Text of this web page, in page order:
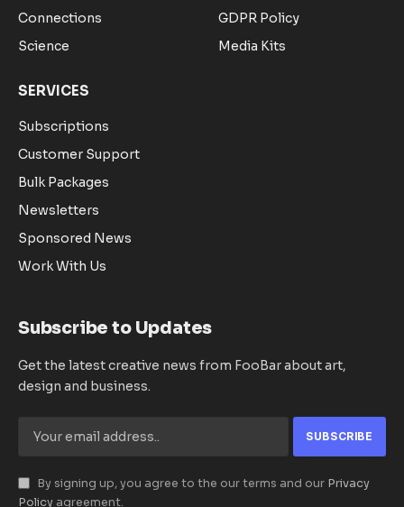
Connections
Science
GDPR Policy
Media Kits
SERVICES
Subscriptions
Customer Support
Bulk Packages
Newsletters
Sponsored News
Work With Us
Subscribe to Updates
Get the latest creative news from FooBar about art,
design and business.
By signing up, you agree to the our terms and our Privacy
Policy agreement.